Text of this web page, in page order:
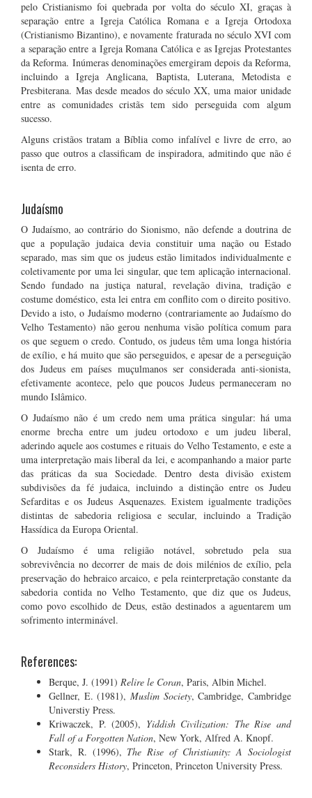
pelo Cristianismo foi quebrada por volta do século XI, graças à
separação entre a Igreja Católica Romana e a Igreja Ortodoxa
(Cristianismo Bizantino), e novamente fraturada no século XVI com
a separação entre a Igreja Romana Católica e as Igrejas Protestantes
da Reforma. Inúmeras denominações emergiram depois da Reforma,
incluindo a Igreja Anglicana, Baptista, Luterana, Metodista e
Presbiterana. Mas desde meados do século XX, uma maior unidade
entre as comunidades cristãs tem sido perseguida com algum
sucesso.
Alguns cristãos tratam a Bíblia como infalível e livre de erro, ao
passo que outros a classificam de inspiradora, admitindo que não é
isenta de erro.
Judaísmo
O Judaísmo, ao contrário do Sionismo, não defende a doutrina de
que a população judaica devia constituir uma nação ou Estado
separado, mas sim que os judeus estão limitados individualmente e
coletivamente por uma lei singular, que tem aplicação internacional.
Sendo fundado na justiça natural, revelação divina, tradição e
costume doméstico, esta lei entra em conflito com o direito positivo.
Devido a isto, o Judaísmo moderno (contrariamente ao Judaísmo do
Velho Testamento) não gerou nenhuma visão política comum para
os que seguem o credo. Contudo, os judeus têm uma longa história
de exílio, e há muito que são perseguidos, e apesar de a perseguição
dos Judeus em países muçulmanos ser considerada anti-sionista,
efetivamente acontece, pelo que poucos Judeus permaneceram no
mundo Islâmico.
O Judaísmo não é um credo nem uma prática singular: há uma
enorme brecha entre um judeu ortodoxo e um judeu liberal,
aderindo aquele aos costumes e rituais do Velho Testamento, e este a
uma interpretação mais liberal da lei, e acompanhando a maior parte
das práticas da sua Sociedade. Dentro desta divisão existem
subdivisões da fé judaica, incluindo a distinção entre os Judeu
Sefarditas e os Judeus Asquenazes. Existem igualmente tradições
distintas de sabedoria religiosa e secular, incluindo a Tradição
Hassídica da Europa Oriental.
O Judaísmo é uma religião notável, sobretudo pela sua
sobrevivência no decorrer de mais de dois milénios de exílio, pela
preservação do hebraico arcaico, e pela reinterpretação constante da
sabedoria contida no Velho Testamento, que diz que os Judeus,
como povo escolhido de Deus, estão destinados a aguentarem um
sofrimento interminável.
References:
Berque, J. (1991) Relire le Coran, Paris, Albin Michel.
Gellner, E. (1981), Muslim Society, Cambridge, Cambridge
Universtiy Press.
Kriwaczek, P. (2005), Yiddish Civilization: The Rise and
Fall of a Forgotten Nation, New York, Alfred A. Knopf.
Stark, R. (1996), The Rise of Christianity: A Sociologist
Reconsiders History, Princeton, Princeton University Press.